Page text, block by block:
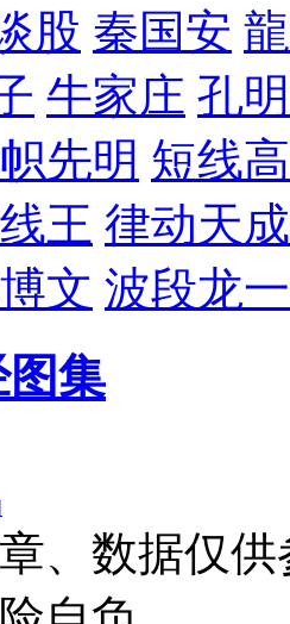
股 秦国安
牛家庄 孔
先明 短线
王 律动天成
文 波段龙一
图集
、数据仅